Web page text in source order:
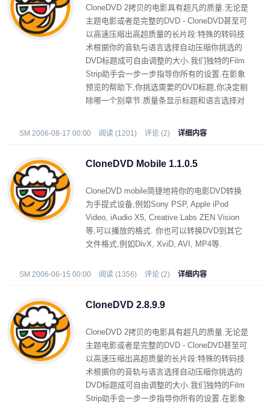
CloneDVD 2拷贝的电影具有超凡的质量.无论是
主题电影或者是完整的DVD - CloneDVD甚至可
以高速压缩出高超质量的长片段:特殊的转码技
术根据你的音轨与语言选择自动压缩你挑选的
DVD标题成可自由调整的大小.我们独特的Film
Strip助手会一步一步指导你所有的设置.在影象
预览的帮助下,你挑选需要的DVD标题,你决定剔
除哪一个别章节.质量条显示标题和语言选择对
方向.
SM 2006-08-17 00:00 阅读 (1201) 评论 (2) 详细内容
CloneDVD Mobile 1.1.0.5
CloneDVD mobile简捷地将你的电影DVD转换
为手提式设备,例如Sony PSP, Apple iPod
Video, iAudio X5, Creative Labs ZEN Vision
等,可以播放的格式. 你也可以转换DVD到其它
文件格式,例如DivX, XviD, AVI, MP4等.
SM 2006-06-15 00:00 阅读 (1356) 评论 (2) 详细内容
CloneDVD 2.8.9.9
CloneDVD 2拷贝的电影具有超凡的质量.无论是
主题电影或者是完整的DVD - CloneDVD甚至可
以高速压缩出高超质量的长片段:特殊的转码技
术根据你的音轨与语言选择自动压缩你挑选的
DVD标题成可自由调整的大小.我们独特的Film
Strip助手会一步一步指导你所有的设置.在影象